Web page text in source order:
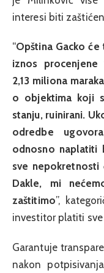
interesi biti
“Opština Gacko će
iznos procenjene
2,13 miliona
o objektima koji
stanju, ruinirani.
odredbe
odnosno naplatiti
sve nepokretnosti
Dakle, mi
zaštitimo”,
investitor platiti
Garantuje
nakon